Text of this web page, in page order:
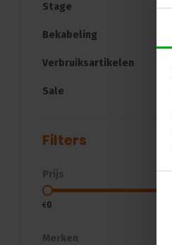
Stage
Bekabeling
Verbruiksartikelen
Sale
Filters
Prijs
€0
Merken